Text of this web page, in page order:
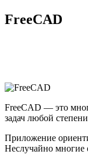
FreeCAD
FreeCAD — это
задач любой
Приложение
Неслучайно многие